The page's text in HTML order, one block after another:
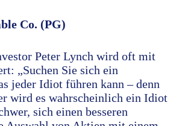
Co. (PG)
Peter Lynch wird oft mit
„Suchen Sie sich ein
jeder Idiot führen kann – denn
wird es wahrscheinlich ein Idiot
sich einen besseren